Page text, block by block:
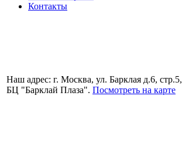
Контакты
Наш адрес: г. Москва, ул. Барклая д.6, стр.5,
БЦ "Барклай Плаза". Посмотреть на карте